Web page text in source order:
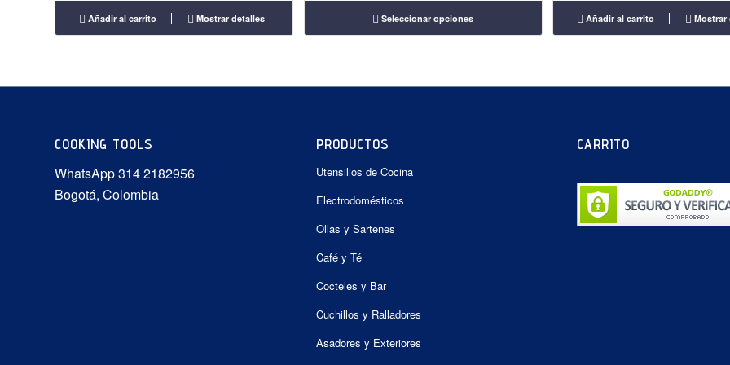
era:
$79.900.
es:
$54.900.
Añadir al carrito Mostrar detalles
desde
$51.300
Seleccionar opciones Añadir al carrito Mostrar
COOKING TOOLS
WhatsApp 314 2182956
Bogotá, Colombia
PRODUCTOS
Utensilios de Cocina
Electrodomésticos
Ollas y Sartenes
Café y Té
Cocteles y Bar
Cuchillos y Ralladores
Asadores y Exteriores
CARRITO